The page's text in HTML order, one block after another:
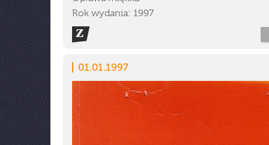
Rok wydania: 1997
01.01.1997